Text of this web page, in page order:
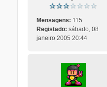
Mensagens: 115
Registado: sábado, 08
janeiro 2005 20:44